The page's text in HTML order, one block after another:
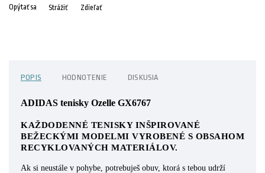
Opýtať sa Strážiť Zdieľať
POPIS HODNOTENIE DISKUSIA
ADIDAS tenisky Ozelle GX6767
KAŽDODENNÉ TENISKY INŠPIROVANÉ
BEŽECKÝMI MODELMI VYROBENÉ S OBSAHOM
RECYKLOVANÝCH MATERIÁLOV.
Ak si neustále v pohybe, potrebuješ obuv, ktorá s tebou udrží